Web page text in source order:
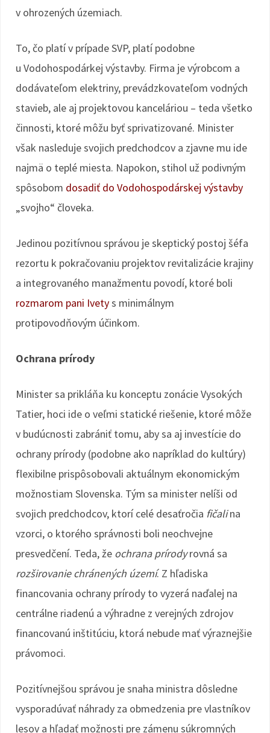
v ohrozených územiach.
To, čo platí v prípade SVP, platí podobne
u Vodohospodárkej výstavby. Firma je výrobcom a
dodávateľom elektriny, prevádzkovateľom vodných
stavieb, ale aj projektovou kanceláriou – teda všetko
činnosti, ktoré môžu byť sprivatizované. Minister
však nasleduje svojich predchodcov a zjavne mu ide
najmä o teplé miesta. Napokon, stihol už podivným
spôsobom dosadiť do Vodohospodárskej výstavby
„svojho“ človeka.
Jedinou pozitívnou správou je skeptický postoj šéfa
rezortu k pokračovaniu projektov revitalizácie krajiny
a integrovaného manažmentu povodí, ktoré boli
rozmarom pani Ivetys minimálnym
protipovodňovým účinkom.
Ochrana prírody
Minister sa prikláňa ku konceptu zonácie Vysokých
Tatier, hoci ide o veľmi statické riešenie, ktoré môže
v budúcnosti zabrániť tomu, aby sa aj investície do
ochrany prírody (podobne ako napríklad do kultúry)
flexibilne prispôsobovali aktuálnym ekonomickým
možnostiam Slovenska. Tým sa minister nelíši od
svojich predchodcov, ktorí celé desaťročia fičalina
vzorci, o ktorého správnosti boli neochvejne
presvedčení. Teda, že ochrana prírodyrovná sa
rozširovanie chránených území. Z hľadiska
financovania ochrany prírody to vyzerá naďalej na
centrálne riadenú a výhradne z verejných zdrojov
financovanú inštitúciu, ktorá nebude mať výraznejšie
právomoci.
Pozitívnejšou správou je snaha ministra dôsledne
vysporadúvať náhrady za obmedzenia pre vlastníkov
lesov a hľadať možnosti pre zámenu súkromných